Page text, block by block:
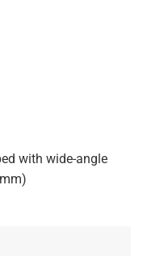
with wide-angle